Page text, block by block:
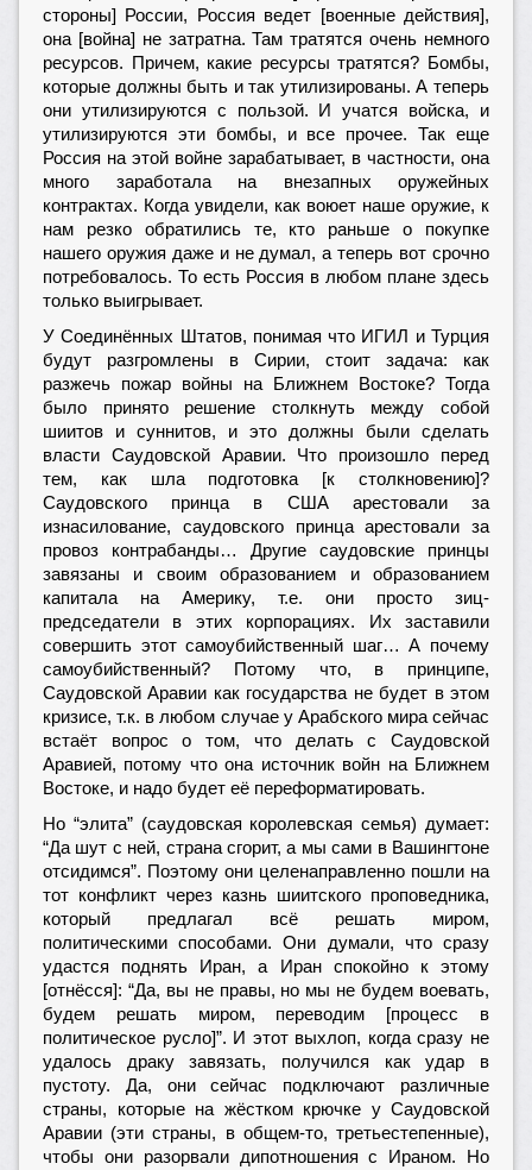
стороны] России, Россия ведет [военные действия],
она [война] не затратна. Там тратятся очень немного
ресурсов. Причем, какие ресурсы тратятся? Бомбы,
которые должны быть и так утилизированы. А теперь
они утилизируются с пользой. И учатся войска, и
утилизируются эти бомбы, и все прочее. Так еще
Россия на этой войне зарабатывает, в частности, она
много заработала на внезапных оружейных
контрактах. Когда увидели, как воюет наше оружие, к
нам резко обратились те, кто раньше о покупке
нашего оружия даже и не думал, а теперь вот срочно
потребовалось. То есть Россия в любом плане здесь
только выигрывает.
У Соединённых Штатов, понимая что ИГИЛ и Турция
будут разгромлены в Сирии, стоит задача: как
разжечь пожар войны на Ближнем Востоке? Тогда
было принято решение столкнуть между собой
шиитов и суннитов, и это должны были сделать
власти Саудовской Аравии. Что произошло перед
тем, как шла подготовка [к столкновению]?
Саудовского принца в США арестовали за
изнасилование, саудовского принца арестовали за
провоз контрабанды… Другие саудовские принцы
завязаны и своим образованием и образованием
капитала на Америку, т.е. они просто зиц-
председатели в этих корпорациях. Их заставили
совершить этот самоубийственный шаг… А почему
самоубийственный? Потому что, в принципе,
Саудовской Аравии как государства не будет в этом
кризисе, т.к. в любом случае у Арабского мира сейчас
встаёт вопрос о том, что делать с Саудовской
Аравией, потому что она источник войн на Ближнем
Востоке, и надо будет её переформатировать.
Но “элита” (саудовская королевская семья) думает:
“Да шут с ней, страна сгорит, а мы сами в Вашингтоне
отсидимся”. Поэтому они целенаправленно пошли на
тот конфликт через казнь шиитского проповедника,
который предлагал всё решать миром,
политическими способами. Они думали, что сразу
удастся поднять Иран, а Иран спокойно к этому
[отнёсся]: “Да, вы не правы, но мы не будем воевать,
будем решать миром, переводим [процесс в
политическое русло]”. И этот выхлоп, когда сразу не
удалось драку завязать, получился как удар в
пустоту. Да, они сейчас подключают различные
страны, которые на жёстком крючке у Саудовской
Аравии (эти страны, в общем-то, третьестепенные),
чтобы они разорвали дипотношения с Ираном. Но